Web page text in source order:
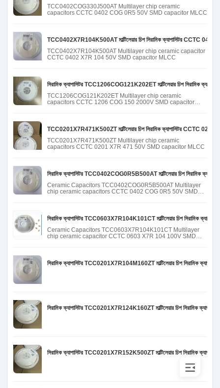
TCC0402COG330J500AT Multilayer chip ceramic
capacitors CCTC 0402 COG 0R5 50V SMD capacitor MLCC
TCC0402X7R104K500AT মাল্টিলেয়ার চিপ সিরামিক ক্যাপাসিটর CCTC
TCC0402X7R104K500AT Multilayer chip ceramic capacitor
CCTC 0402 X7R 104 50V SMD capacitor MLCC
সিরামিক ক্যাপাসিটর TCC1206COG121K202ET মাল্টিলেয়ার চিপ সিরামিক
TCC1206COG121K202ET Multilayer chip ceramic
capacitors CCTC 1206 COG 150 2000V SMD capacitor
TCC0201X7R471K500ZT মাল্টিলেয়ার চিপ সিরামিক ক্যাপাসিটর CCTC
TCC0201X7R471K500ZT Multilayer chip ceramic
capacitors CCTC 0201 X7R 471 50V SMD capacitor MLCC
সিরামিক ক্যাপাসিটর TCC0402COG0R5B500AT মাল্টিলেয়ার চিপ সিরামিক
Ceramic Capacitors TCC0402COG0R5B500AT Multilayer
chip ceramic capacitors CCTC 0402 COG 0R5 50V SMD
সিরামিক ক্যাপাসিটর TCC0603X7R104K101CT মাল্টিলেয়ার চিপ সিরামিক
Ceramic Capacitors TCC0603X7R104K101CT Multilayer
chip ceramic capacitor CCTC 0603 X7R 104 100V SMD
সিরামিক ক্যাপাসিটর TCC0201X7R104M160ZT মাল্টিলেয়ার চিপ সিরামিক
সিরামিক ক্যাপাসিটর TCC0201X7R124K160ZT মাল্টিলেয়ার চিপ সিরামিক
সিরামিক ক্যাপাসিটর TCC0201X7R152K500ZT মাল্টিলেয়ার চিপ সিরামিক